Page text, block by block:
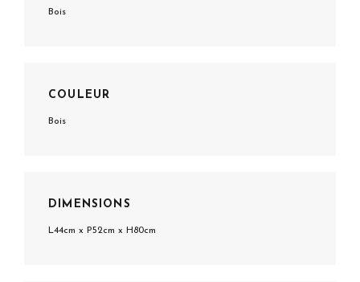
Bois
COULEUR
Bois
DIMENSIONS
L44cm x P52cm x H80cm